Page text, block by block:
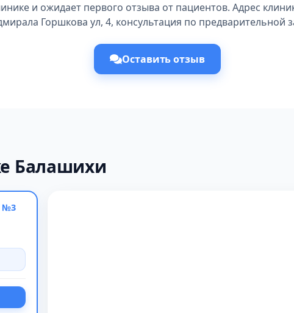
и ожидает первого отзыва от пациентов. Адрес
Горшкова ул, 4, консультация по предварительной
Оставить отзыв
Балашихи
№3